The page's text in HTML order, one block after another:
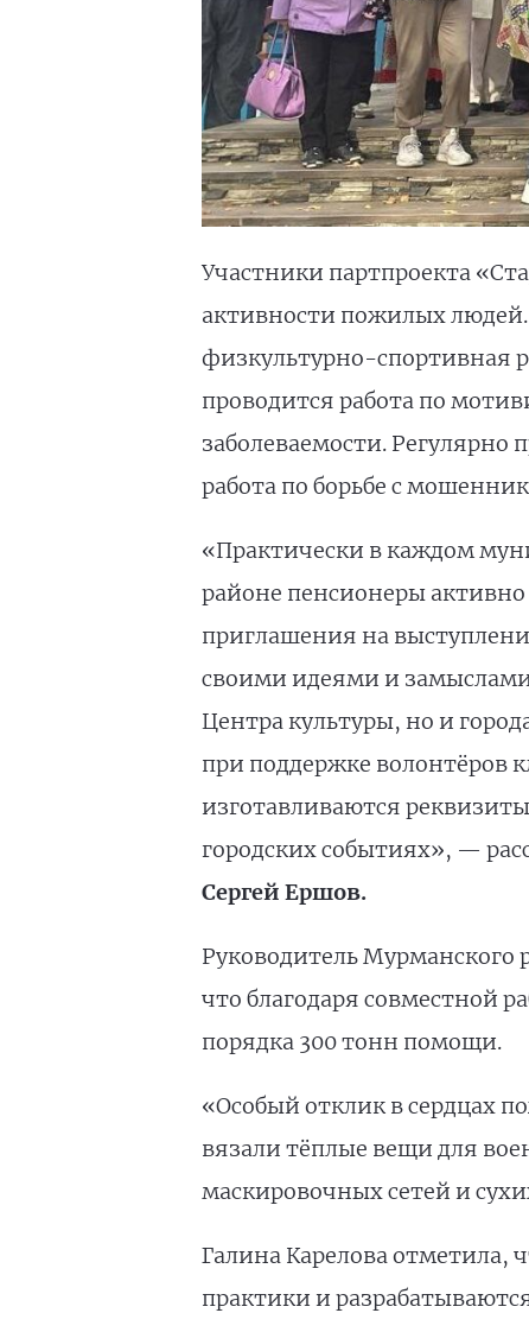
Участники партпроекта
активности пожилых
физкультурно-спортивная
проводится работа по
заболеваемости.
работа по борьбе с
«Практически в каждом
районе пенсионеры
приглашения на
своими идеями и
Центра культуры, но и
при поддержке волонтёров
изготавливаются
городских событиях», —
Сергей Ершов.
Руководитель Мурманского
что благодаря совместной
порядка 300 тонн помощи.
«Особый отклик в сердцах
вязали тёплые вещи для
маскировочных сетей и
Галина Карелова отметила,
практики и